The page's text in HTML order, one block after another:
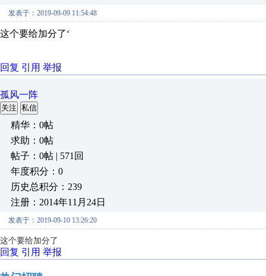
发表于：2019-09-09 11:54:48
这个要给加分了‘
回复 引用 举报
孤风一阵
关注 私信
精华：0帖
求助：0帖
帖子：0帖 | 571回
年度积分：0
历史总积分：239
注册：2014年11月24日
发表于：2019-09-10 13:26:20
这个要给加分了
回复 引用 举报